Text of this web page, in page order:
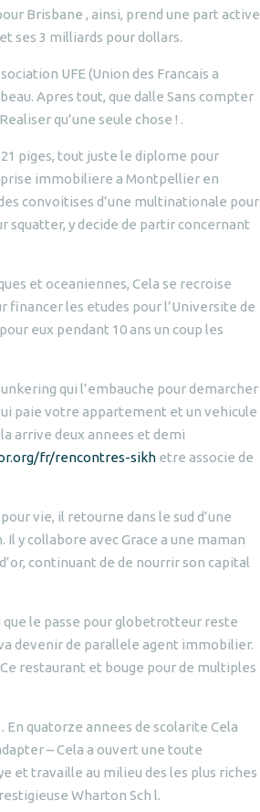
Brisbane , ainsi, prend une part active
ses 3 milliards pour dollars.
UFE (Union des Francais a
Apres tout, que dalle Sans compter
qu’une seule chose ! .
piges, tout juste le diplome pour
immobiliere a Montpellier en
convoitises d’une multinationale pour
squatter, y decide de partir concernant
et oceaniennes, Cela se recroise
financer les etudes pour l’Universite de
eux pendant 10 ans un coup les
qui l’embauche pour demarcher
paie votre appartement et un vehicule
arrive deux annees et demi
fr/rencontres-sikh etre associe de
vie, il retourne dans le sud d’une
y collabore avec Grace a une maman
continuant de de nourrir son capital
que le passe pour globetrotteur reste
devenir de parallele agent immobilier.
restaurant et bouge pour de multiples
quatorze annees de scolarite Cela
– Cela a ouvert une toute
et travaille au milieu des les plus riches
Wharton Sch l.